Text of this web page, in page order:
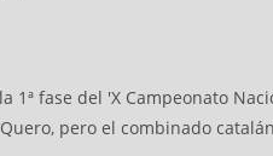
fase del 'X Campeonato
pero el combinado